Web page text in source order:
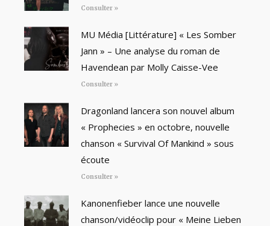
Consulter »
MU Média [Littérature] « Les Somber
Jann » – Une analyse du roman de
Havendean par Molly Caisse-Vee
Consulter »
Dragonland lancera son nouvel album
« Prophecies » en octobre, nouvelle
chanson « Survival Of Mankind » sous
écoute
Consulter »
Kanonenfieber lance une nouvelle
chanson/vidéoclip pour « Meine Lieben